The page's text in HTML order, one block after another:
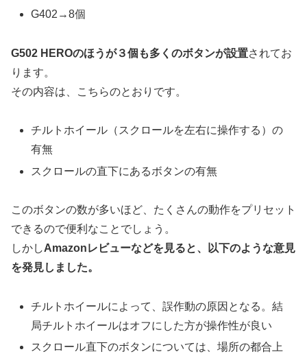
G402→8個
G502 HEROのほうが３個も多くのボタンが設置されてお
ります。
その内容は、こちらのとおりです。
チルトホイール（スクロールを左右に操作する）の
有無
スクロールの直下にあるボタンの有無
このボタンの数が多いほど、たくさんの動作をプリセット
できるので便利なことでしょう。
しかしAmazonレビューなどを見ると、以下のような意見
を発見しました。
チルトホイールによって、誤作動の原因となる。結
局チルトホイールはオフにした方が操作性が良い
スクロール直下のボタンについては、場所の都合上